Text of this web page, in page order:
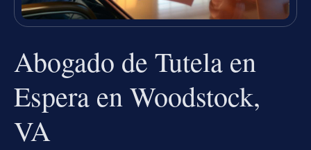
Abogado de Tutela en
Espera en Woodstock,
VA